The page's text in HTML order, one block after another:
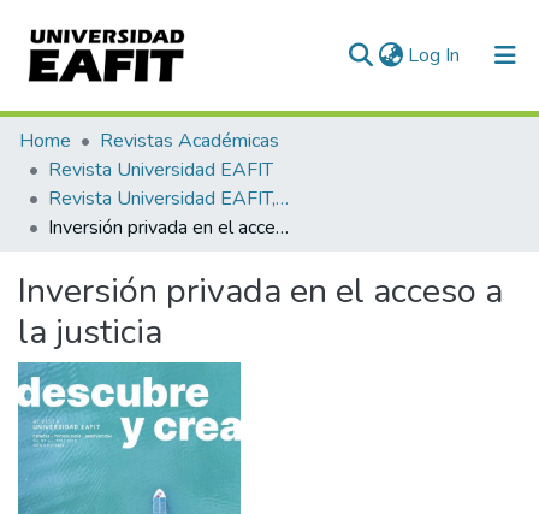
Log In (current)
Communities & Collections
All of DSpace
Statistics
Home
Revistas Académicas
Revista Universidad EAFIT
Revista Universidad EAFIT, Vol. 57, Núm. 178 (2023)
Inversión privada en el acceso a la justicia
Inversión privada en el acceso a
la justicia